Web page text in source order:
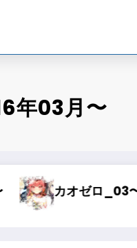
年03月〜
〜時間泥棒〜